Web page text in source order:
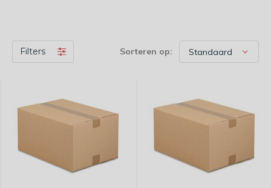
Filters Sorteren op: